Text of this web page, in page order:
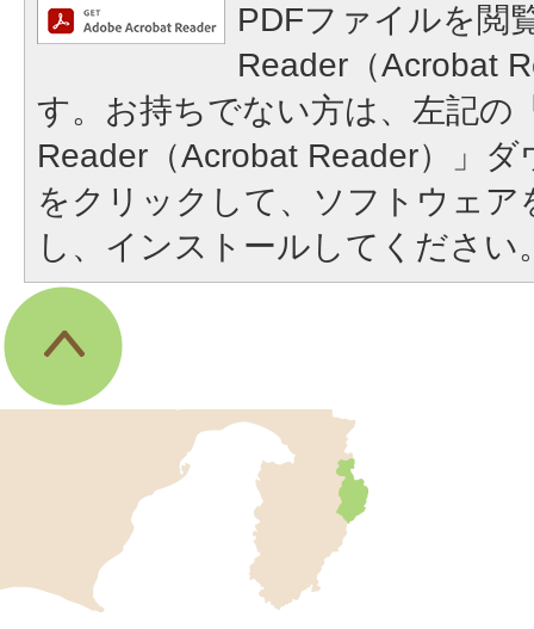
PDFファイルを閲
Reader（Acrobat
す。お持ちでない方は、左記の
Reader（Acrobat Reader）」
をクリックして、ソフトウェア
し、インストールしてください